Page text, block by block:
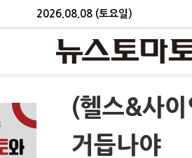
2026.08.08 (토요일)
(헬스&사
거듭나야